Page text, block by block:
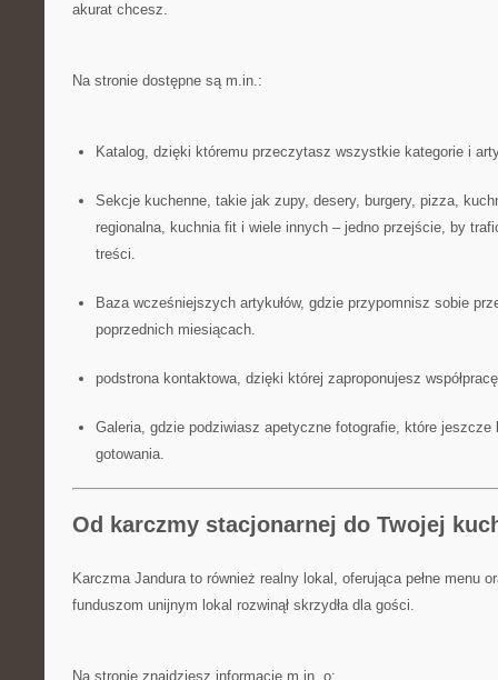
akurat chcesz.
Na stronie dostępne są m.in.:
Katalog, dzięki któremu przeczytasz wszystkie kategorie i
Sekcje kuchenne, takie jak zupy, desery, burgery, pizza,
regionalna, kuchnia fit i wiele innych – jedno przejście, by
treści.
Baza wcześniejszych artykułów, gdzie przypomnisz sobie
poprzednich miesiącach.
podstrona kontaktowa, dzięki której zaproponujesz
Galeria, gdzie podziwiasz apetyczne fotografie, które jeszcze
gotowania.
Od karczmy stacjonarnej do Twojej
Karczma Jandura to również realny lokal, oferująca pełne menu
funduszom unijnym lokal rozwinął skrzydła dla gości.
Na stronie znajdziesz informacje m.in. o: